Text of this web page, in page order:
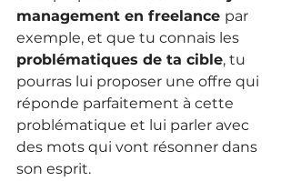
management en freelance par
exemple, et que tu connais les
problématiques de ta cible, tu
pourras lui proposer une offre qui
réponde parfaitement à cette
problématique et lui parler avec
des mots qui vont résonner dans
son esprit.